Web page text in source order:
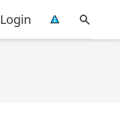
Login